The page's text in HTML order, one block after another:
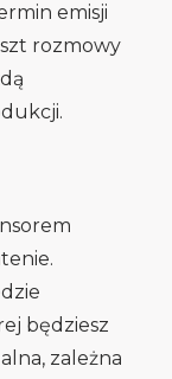
emisji
rozmowy
będziesz
zależna